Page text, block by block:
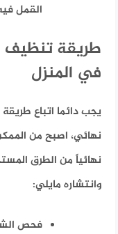
القمل
طريقة تنظيف
في المنزل
يجب دائما اتباع
نهائي، اصبح من
نهائياً من الطرق
وانتشاره مايلي:
فحص